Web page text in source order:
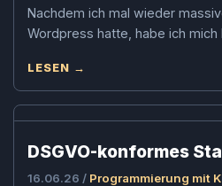
Nachdem ich mal wieder
Wordpress hatte, habe ich mich
LESEN →
DSGVO-konformes
16.06.26 / Programmierung mit